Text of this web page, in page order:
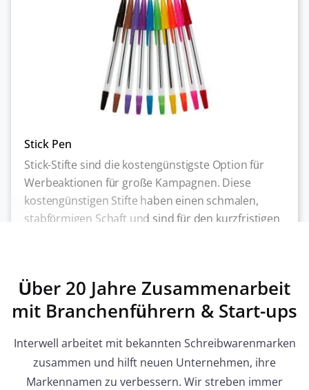
Stick Pen
Stick-Stifte sind die kostengünstigste Option für
Werbeaktionen für große Kampagnen. Diese
kostengünstigen Stifte haben einen schmalen,
stabförmigen Schaft und sind für den kurzfristigen
JETZT ANFRAGEN
Über 20 Jahre Zusammenarbeit
mit Branchenführern & Start-ups
Interwell arbeitet mit bekannten Schreibwarenmarken
zusammen und hilft neuen Unternehmen, ihre
Markennamen zu verbessern. Wir streben immer